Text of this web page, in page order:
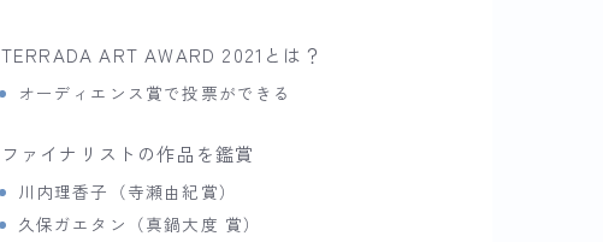
TERRADA ART AWARD 2021とは？
オーディエンス賞で投票ができる
ファイナリストの作品を鑑賞
川内理香子（寺瀬由紀賞）
久保ガエタン（真鍋大度 賞）